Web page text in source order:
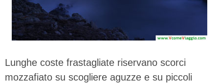
Lunghe coste frastagliate riservano scorci
mozzafiato su scogliere aguzze e su piccoli